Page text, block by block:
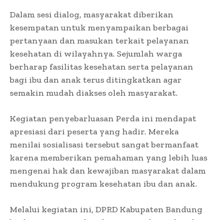
Dalam sesi dialog, masyarakat diberikan
kesempatan untuk menyampaikan berbagai
pertanyaan dan masukan terkait pelayanan
kesehatan di wilayahnya. Sejumlah warga
berharap fasilitas kesehatan serta pelayanan
bagi ibu dan anak terus ditingkatkan agar
semakin mudah diakses oleh masyarakat.
Kegiatan penyebarluasan Perda ini mendapat
apresiasi dari peserta yang hadir. Mereka
menilai sosialisasi tersebut sangat bermanfaat
karena memberikan pemahaman yang lebih luas
mengenai hak dan kewajiban masyarakat dalam
mendukung program kesehatan ibu dan anak.
Melalui kegiatan ini, DPRD Kabupaten Bandung